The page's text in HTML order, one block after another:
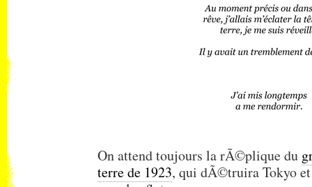
On attend toujours la rÃ©plique du
terre de 1923, qui dÃ©truira Tokyo